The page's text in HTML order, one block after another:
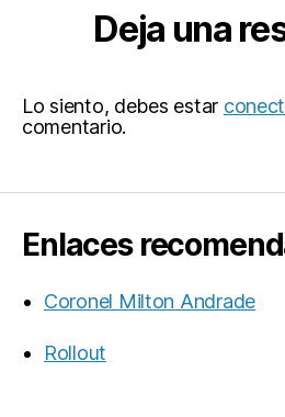
Deja una
Lo siento, debes estar
comentario.
Enlaces
Coronel Milton Andrade
Rollout